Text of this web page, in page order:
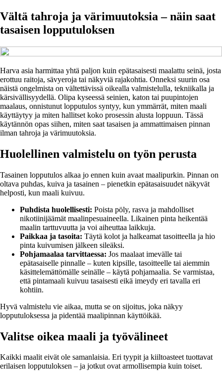
Vältä tahroja ja värimuutoksia – näin saat
tasaisen lopputuloksen
Harva asia harmittaa yhtä paljon kuin epätasaisesti maalattu seinä, josta
erottuu raitoja, sävyeroja tai näkyviä rajakohtia. Onneksi suurin osa
näistä ongelmista on vältettävissä oikealla valmistelulla, tekniikalla ja
kärsivällisyydellä. Olipa kyseessä seinien, katon tai puupintojen
maalaus, onnistunut lopputulos syntyy, kun ymmärrät, miten maali
käyttäytyy ja miten hallitset koko prosessin alusta loppuun. Tässä
käytännön opas siihen, miten saat tasaisen ja ammattimaisen pinnan
ilman tahroja ja värimuutoksia.
Huolellinen valmistelu on työn perusta
Tasainen lopputulos alkaa jo ennen kuin avaat maalipurkin. Pinnan on
oltava puhdas, kuiva ja tasainen – pienetkin epätasaisuudet näkyvät
helposti, kun maali kuivuu.
Puhdista huolellisesti: Poista pöly, rasva ja mahdolliset
nikotiinijäämät maalinpesuaineella. Likainen pinta heikentää
maalin tarttuvuutta ja voi aiheuttaa laikkuja.
Paikkaa ja tasoita: Täytä kolot ja halkeamat tasoitteella ja hio
pinta kuivumisen jälkeen sileäksi.
Pohjamaalaa tarvittaessa: Jos maalaat imevälle tai
epätasaiselle pinnalle – kuten kipsille, tasoitteelle tai aiemmin
käsittelemättömälle seinälle – käytä pohjamaalia. Se varmistaa,
että pintamaali kuivuu tasaisesti eikä imeydy eri tavalla eri
kohtiin.
Hyvä valmistelu vie aikaa, mutta se on sijoitus, joka näkyy
lopputuloksessa ja pidentää maalipinnan käyttöikää.
Valitse oikea maali ja työvälineet
Kaikki maalit eivät ole samanlaisia. Eri tyypit ja kiiltoasteet tuottavat
erilaisen lopputuloksen – ja jotkut ovat armollisempia kuin toiset.